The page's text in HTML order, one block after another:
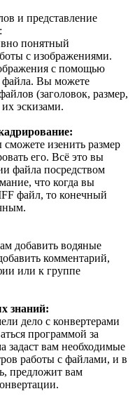
и представление
понятный
с изображениями.
с помощью
файла. Вы можете
(заголовок, размер,
эскизами.
изенить размер
его. Всё это вы
файла посредством
что когда вы
файл, то конечный
добавить водяные
комментарий,
или к группе
знаний:
дело с конвертерами
программой за
задаст вам необходимые
работы с файлами, и в
предложит вам